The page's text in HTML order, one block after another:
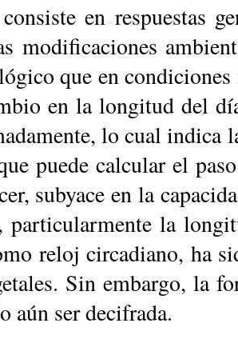
en res­pues­tas
mo­di­fi­ca­cio­nes
que en
en la lon­gi­tud del
lo cual in­di­ca
pue­de cal­cu­lar el
sub­ya­ce en la
la
re­loj cir­ca­dia­no, ha
Sin em­bar­go, la
aún ser de­ci­fra­da.